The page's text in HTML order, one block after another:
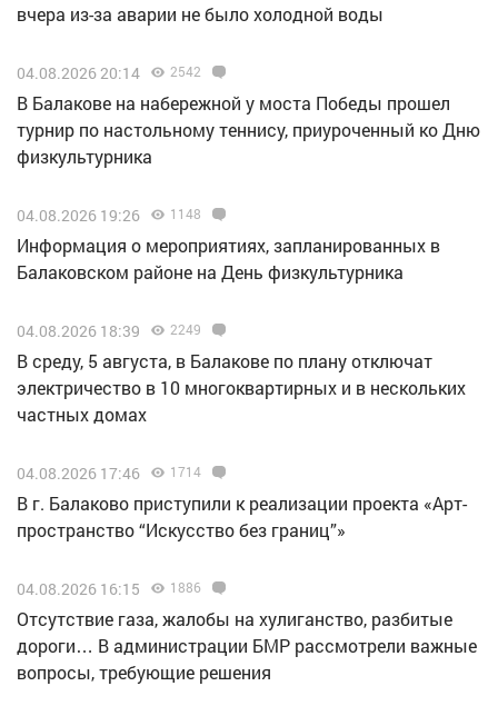
вчера из-за аварии не было холодной воды
04.08.2026 20:14 2542
В Балакове на набережной у моста Победы прошел
турнир по настольному теннису, приуроченный ко Дню
физкультурника
04.08.2026 19:26 1148
Информация о мероприятиях, запланированных в
Балаковском районе на День физкультурника
04.08.2026 18:39 2249
В среду, 5 августа, в Балакове по плану отключат
электричество в 10 многоквартирных и в нескольких
частных домах
04.08.2026 17:46 1714
В г. Балаково приступили к реализации проекта «Арт-
пространство “Искусство без границ”»
04.08.2026 16:15 1886
Отсутствие газа, жалобы на хулиганство, разбитые
дороги… В администрации БМР рассмотрели важные
вопросы, требующие решения